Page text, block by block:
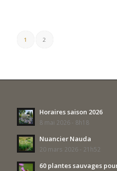
1 2
Horaires saison 2026
8 mai 2026 - 8h18
Nuancier Nauda
20 mars 2026 - 21h52
60 plantes sauvages